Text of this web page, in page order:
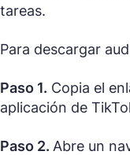
tareas.
Para descargar
Paso 1. Copia el
aplicación de
Paso 2. Abre un